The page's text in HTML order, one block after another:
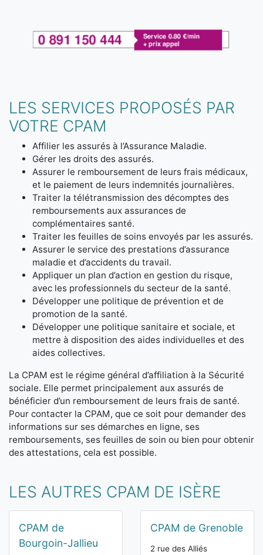
LES SERVICES PROPOSÉS PAR
VOTRE CPAM
Affilier les assurés à l’Assurance Maladie.
Gérer les droits des assurés.
Assurer le remboursement de leurs frais médicaux,
et le paiement de leurs indemnités journalières.
Traiter la télétransmission des décomptes des
remboursements aux assurances de
complémentaires santé.
Traiter les feuilles de soins envoyés par les assurés.
Assurer le service des prestations d’assurance
maladie et d’accidents du travail.
Appliquer un plan d’action en gestion du risque,
avec les professionnels du secteur de la santé.
Développer une politique de prévention et de
promotion de la santé.
Développer une politique sanitaire et sociale, et
mettre à disposition des aides individuelles et des
aides collectives.
La CPAM est le régime général d’affiliation à la Sécurité
sociale. Elle permet principalement aux assurés de
bénéficier d’un remboursement de leurs frais de santé.
Pour contacter la CPAM, que ce soit pour demander des
informations sur ses démarches en ligne, ses
remboursements, ses feuilles de soin ou bien pour obtenir
des attestations, cela est possible.
LES AUTRES CPAM DE ISÈRE
CPAM de
Bourgoin-Jallieu
CPAM de Grenoble
2 rue des Alliés